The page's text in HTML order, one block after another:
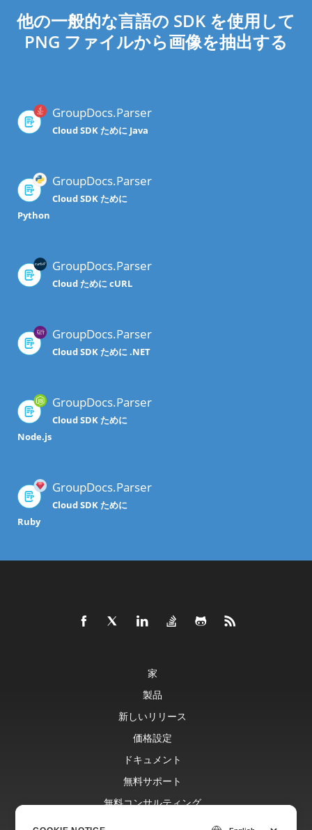
他の一般的な言語の SDK を使用して
PNG ファイルから画像を抽出する
GroupDocs.Parser
Cloud SDK ために Java
GroupDocs.Parser
Cloud SDK ために
Python
GroupDocs.Parser
Cloud ために cURL
GroupDocs.Parser
Cloud SDK ために .NET
GroupDocs.Parser
Cloud SDK ために
Node.js
GroupDocs.Parser
Cloud SDK ために
Ruby
家
製品
新しいリリース
価格設定
ドキュメント
無料サポート
無料コンサルティング